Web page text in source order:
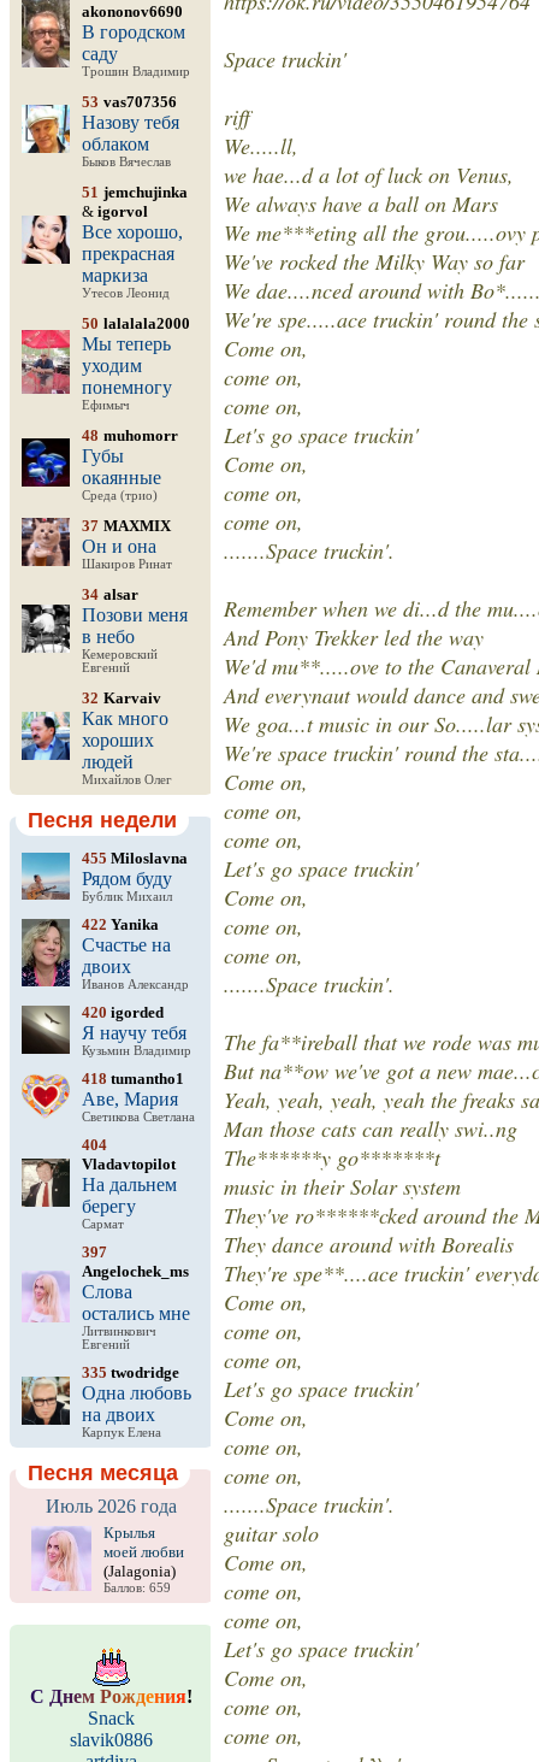
akononov6690
В городском
саду
Трошин Владимир
53 vas707356
Назову тебя
облаком
Быков Вячеслав
51 jemchujinka
& igorvol
Все хорошо,
прекрасная
маркиза
Утесов Леонид
50 lalalala2000
Мы теперь
уходим
понемногу
Ефимыч
48 muhomorr
Губы
окаянные
Среда (трио)
37 MAXMIX
Он и она
Шакиров Ринат
34 alsar
Позови меня
в небо
Кемеровский
Евгений
32 Karvaiv
Как много
хороших
людей
Михайлов Олег
Песня недели
455 Miloslavna
Рядом буду
Бублик Михаил
422 Yanika
Счастье на
двоих
Иванов Александр
420 igorded
Я научу тебя
Кузьмин Владимир
418 tumantho1
Аве, Мария
Светикова Светлана
404
Vladavtopilot
На дальнем
берегу
Сармат
397
Angelochek_ms
Слова
остались мне
Литвинкович
Евгений
335 twodridge
Одна любовь
на двоих
Карпук Елена
Песня месяца
Июль 2026 года
Крылья
моей любви
(Jalagonia)
Баллов: 659
С Днем Рождения!
Snack
slavik0886
Space truckin'
riff
We.....ll,
we hae...d a lot of luck on Venus,
We always have a ball on Mars
We me***eting all the grou.....ovy
We've rocked the Milky Way so far
We dae....nced around with
We're spe.....ace truckin' round
Come on,
come on,
come on,
Let's go space truckin'
Come on,
come on,
come on,
.......Space truckin'.
Remember when we di...d the
And Pony Trekker led the way
We'd mu**.....ove to the
And everynaut would dance and
We goa...t music in our So.....lar
We're space truckin' round the
Come on,
come on,
come on,
Let's go space truckin'
Come on,
come on,
come on,
.......Space truckin'.
The fa**ireball that we rode was
But na**ow we've got a new
Yeah, yeah, yeah, yeah the freaks
Man those cats can really swi..ng
The******y go*******t
music in their Solar system
They've ro******cked around the
They dance around with Borealis
They're spe**....ace truckin'
Come on,
come on,
come on,
Let's go space truckin'
Come on,
come on,
come on,
.......Space truckin'.
guitar solo
Come on,
come on,
come on,
Let's go space truckin'
Come on,
come on,
come on,